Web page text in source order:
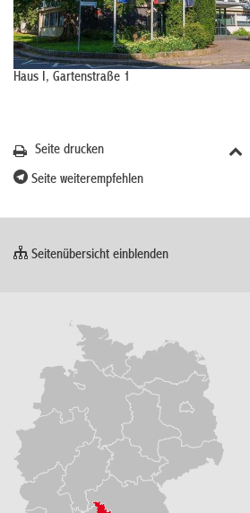
Haus I, Gartenstraße 1
Seite drucken
Seite weiterempfehlen
Seitenübersicht einblenden